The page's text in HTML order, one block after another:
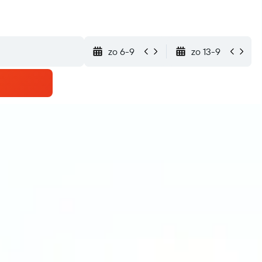
zo 6-9 zo 13-9